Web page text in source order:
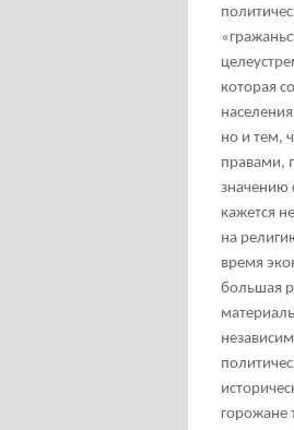
которая
но и тем,
правами,
значению
кажется
на
время
большая
горожане